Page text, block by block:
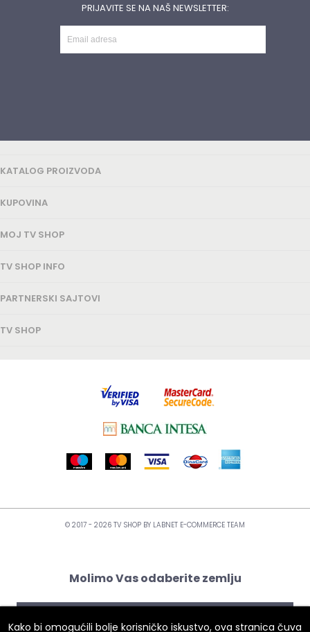
PRIJAVITE SE NA NAŠ NEWSLETTER:
KATALOG PROIZVODA
KUPOVINA
MOJ TV SHOP
TV SHOP INFO
PARTNERSKI SAJTOVI
TV SHOP
© 2017 - 2026 TV SHOP BY LABNET E-COMMERCE TEAM
Kako bi omogućili bolje korisničko iskustvo, ova stranica čuva
Molimo Vas odaberite zemlju